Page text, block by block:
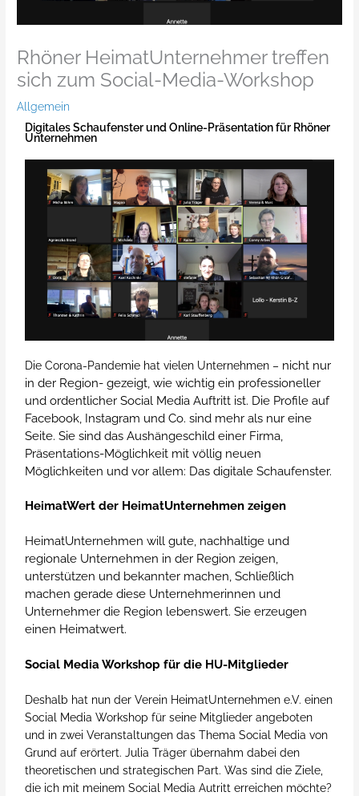
Rhöner HeimatUnternehmer treffen
sich zum Social-Media-Workshop
Allgemein
Digitales Schaufenster und Online-Präsentation für Rhöner
Unternehmen
Die Corona-Pandemie hat vielen Unternehmen – nicht nur
in der Region- gezeigt, wie wichtig ein professioneller
und ordentlicher Social Media Auftritt ist. Die Profile auf
Facebook, Instagram und Co. sind mehr als nur eine
Seite. Sie sind das Aushängeschild einer Firma,
Präsentations-Möglichkeit mit völlig neuen
Möglichkeiten und vor allem: Das digitale Schaufenster.
HeimatWert der HeimatUnternehmen zeigen
HeimatUnternehmen will gute, nachhaltige und
regionale Unternehmen in der Region zeigen,
unterstützen und bekannter machen, Schließlich
machen gerade diese Unternehmerinnen und
Unternehmer die Region lebenswert. Sie erzeugen
einen Heimatwert.
Social Media Workshop für die HU-Mitglieder
Deshalb hat nun der Verein HeimatUnternehmen e.V. einen
Social Media Workshop für seine Mitglieder angeboten
und in zwei Veranstaltungen das Thema Social Media von
Grund auf erörtert. Julia Träger übernahm dabei den
theoretischen und strategischen Part. Was sind die Ziele,
die ich mit meinem Social Media Autritt erreichen möchte?